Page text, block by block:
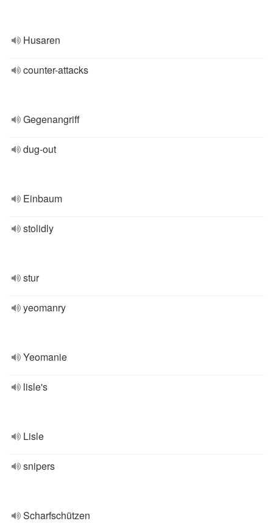
Husaren
counter-attacks
Gegenangriff
dug-out
Einbaum
stolidly
stur
yeomanry
Yeomanie
lisle's
Lisle
snipers
Scharfschützen